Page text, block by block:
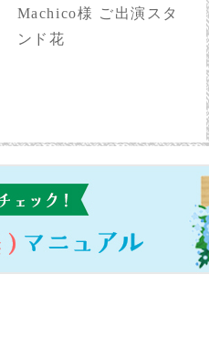
Machico様 ご出演スタ
ンド花